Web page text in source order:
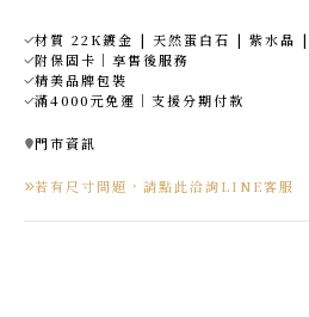
材質 22K鍍金 | 天然蛋白石 | 紫水晶
附保固卡｜享售後服務
精美品牌包裝
滿4000元免運｜支援分期付款
門市資訊
若有尺寸問題，請點此洽詢LINE客服